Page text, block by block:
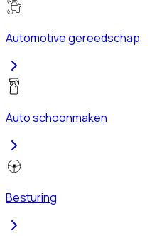
Automotive gereedschap
Auto schoonmaken
Besturing